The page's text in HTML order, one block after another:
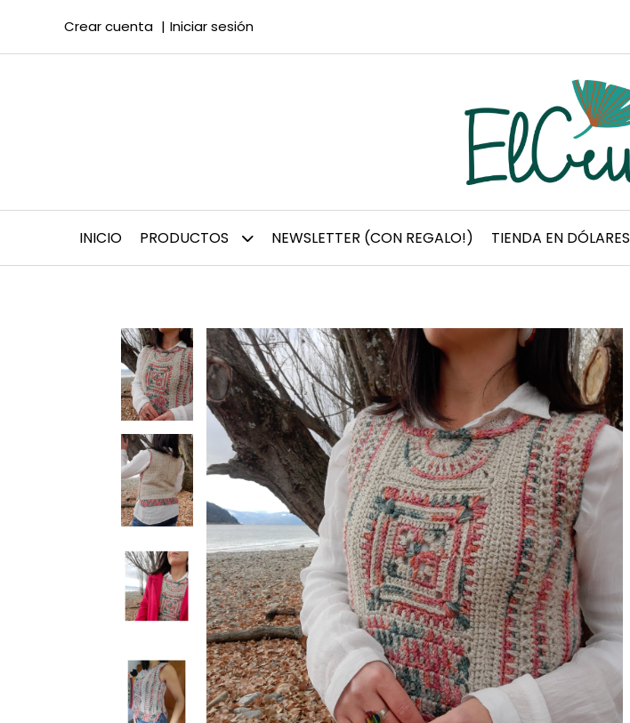
Crear cuenta Iniciar sesión
INICIO PRODUCTOS NEWSLETTER (CON REGALO!) TIENDA EN DÓLARES